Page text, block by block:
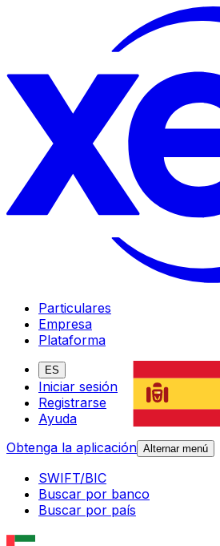
Particulares
Empresa
Plataforma
ES
Iniciar sesión
Registrarse
Ayuda
Obtenga la aplicación Alternar menú
SWIFT/BIC
Buscar por banco
Buscar por país